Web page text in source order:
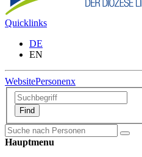
Quicklinks
DE
EN
WebsitePersonenx
Hauptmenu